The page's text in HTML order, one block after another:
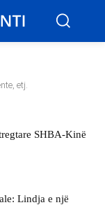
etj.
SHBA-Kinë
Lindja e një